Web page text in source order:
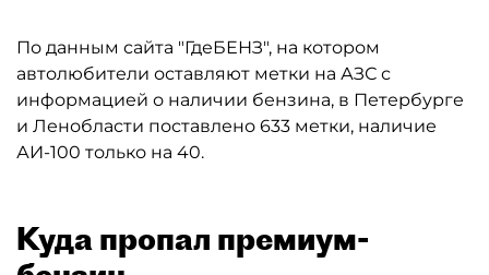
По данным сайта "ГдеБЕНЗ", на котором
автолюбители оставляют метки на АЗС с
информацией о наличии бензина, в Петербурге
и Ленобласти поставлено 633 метки, наличие
АИ-100 только на 40.
Куда пропал премиум-